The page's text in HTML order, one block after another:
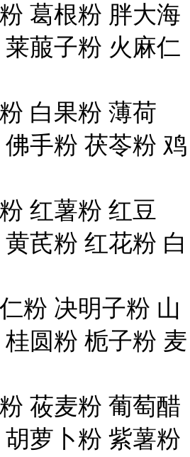
葛根粉 胖大海
菔子粉 火麻仁
白果粉 薄荷
手粉 茯苓粉 鸡
红薯粉 红豆
芪粉 红花粉 白
粉 决明子粉 山
圆粉 栀子粉 麦
莜麦粉 葡萄醋
萝卜粉 紫薯粉